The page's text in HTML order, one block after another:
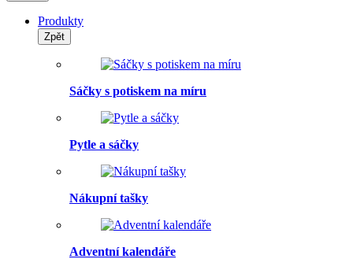
Produkty
Zpět
Sáčky s potiskem na míru
Pytle a sáčky
Nákupní tašky
Adventní kalendáře